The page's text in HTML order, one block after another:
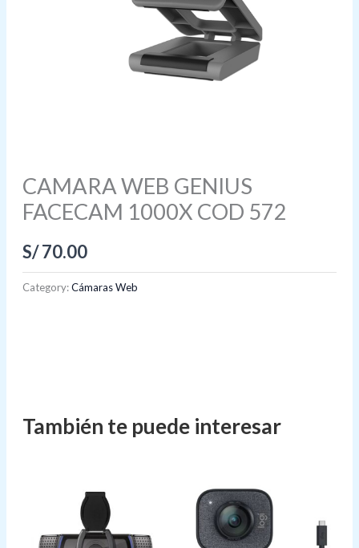
CAMARA WEB GENIUS
FACECAM 1000X COD 572
S/70.00
Category:Cámaras Web